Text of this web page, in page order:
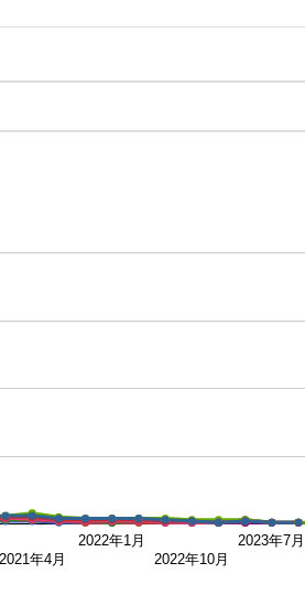
2021年4月
2022年1月
2022年10月
2023年7月